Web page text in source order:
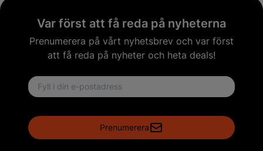
Var först att få reda på nyheterna
Prenumerera på vårt nyhetsbrev och var först
att få reda på nyheter och heta deals!
Email address
Prenumerera